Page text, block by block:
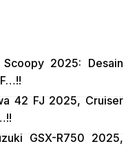
2025: Desain
42 FJ 2025, Cruiser
GSX-R750 2025,